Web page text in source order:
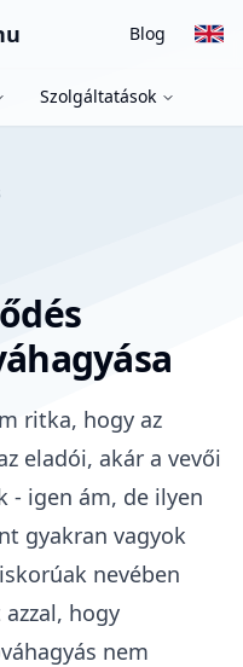
Blog
Szolgáltatások
ritka, hogy az
eladói, akár a vevői
- igen ám, de ilyen
gyakran vagyok
nevében
hogy
nem